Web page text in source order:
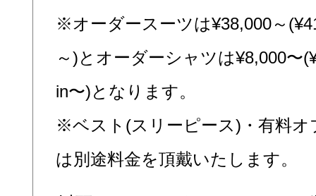
※オーダースーツは¥38,000～
～)とオーダーシャツは¥8,000〜
in〜)となります。
※ベスト(スリーピース)・有料オ
は別途料金を頂戴いたします。